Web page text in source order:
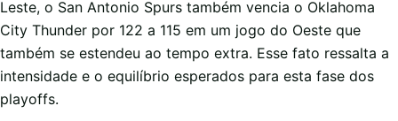
Leste, o San Antonio Spurs também vencia o Oklahoma
City Thunder por 122 a 115 em um jogo do Oeste que
também se estendeu ao tempo extra. Esse fato ressalta a
intensidade e o equilíbrio esperados para esta fase dos
playoffs.